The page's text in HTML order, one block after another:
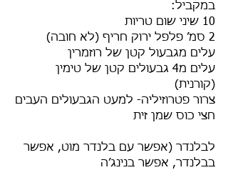
במקביל:
10 שיני שום טריות
2 סמ׳ פלפל ירוק חריף (לא חובה)
עלים מגבעול קטן של רוזמרין
עלים מ4 גבעולים קטן של טימין
(קורנית)
צרור פטרוזיליה- למעט הגבעולים העבים
חצי כוס שמן זית
לבלנדר (אפשר עם בלנדר מוט, אפשר
בבלנדר, אפשר בנינג׳ה